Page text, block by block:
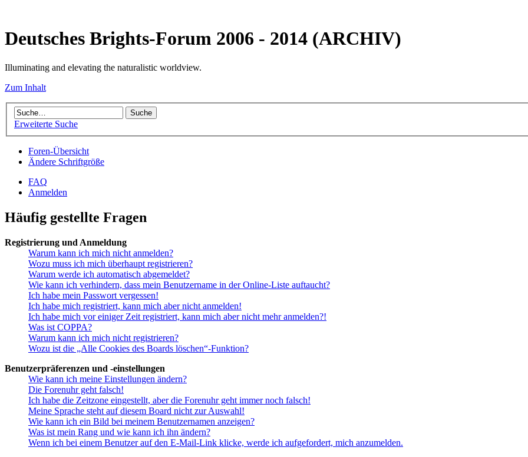
Deutsches Brights-Forum 2006 - 2014 (ARCHIV)
Illuminating and elevating the naturalistic worldview.
Zum Inhalt
Erweiterte Suche
Foren-Übersicht
Ändere Schriftgröße
FAQ
Anmelden
Häufig gestellte Fragen
Registrierung und Anmeldung
Warum kann ich mich nicht anmelden?
Wozu muss ich mich überhaupt registrieren?
Warum werde ich automatisch abgemeldet?
Wie kann ich verhindern, dass mein Benutzername in der Online-Liste auftaucht?
Ich habe mein Passwort vergessen!
Ich habe mich registriert, kann mich aber nicht anmelden!
Ich habe mich vor einiger Zeit registriert, kann mich aber nicht mehr anmelden?!
Was ist COPPA?
Warum kann ich mich nicht registrieren?
Wozu ist die „Alle Cookies des Boards löschen“-Funktion?
Benutzerpräferenzen und -einstellungen
Wie kann ich meine Einstellungen ändern?
Die Forenuhr geht falsch!
Ich habe die Zeitzone eingestellt, aber die Forenuhr geht immer noch falsch!
Meine Sprache steht auf diesem Board nicht zur Auswahl!
Wie kann ich ein Bild bei meinem Benutzernamen anzeigen?
Was ist mein Rang und wie kann ich ihn ändern?
Wenn ich bei einem Benutzer auf den E-Mail-Link klicke, werde ich aufgefordert, mich anzumelden.